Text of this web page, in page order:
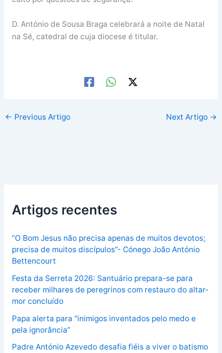
D. António de Sousa Braga celebrará a noite de Natal
na Sé, catedral de cuja diocese é titular.
← Previous Artigo Next Artigo →
Artigos recentes
“O Bom Jesus não precisa apenas de muitos devotos;
precisa de muitos discípulos”- Cónego João António
Bettencourt
Festa da Serreta 2026: Santuário prepara-se para
receber milhares de peregrinos com restauro do altar-
mor concluído
Papa alerta para “inimigos inventados pelo medo e
pela ignorância”
Padre António Azevedo desafia fiéis a viver o batismo